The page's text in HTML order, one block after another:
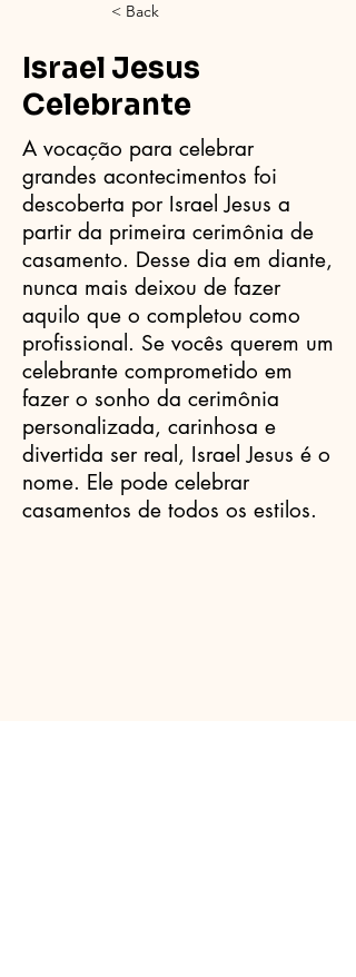
< Back
Israel Jesus
Celebrante
A vocação para celebrar
grandes acontecimentos foi
descoberta por Israel Jesus a
partir da primeira cerimônia de
casamento. Desse dia em diante,
nunca mais deixou de fazer
aquilo que o completou como
profissional. Se vocês querem um
celebrante comprometido em
fazer o sonho da cerimônia
personalizada, carinhosa e
divertida ser real, Israel Jesus é o
nome. Ele pode celebrar
casamentos de todos os estilos.